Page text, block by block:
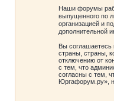
Наши форумы
выпущенного по
организацией и
дополнительной
Вы соглашаетесь
страны, страны,
отключению от
с тем, что
согласны с тем,
Юргафорум.ру»,